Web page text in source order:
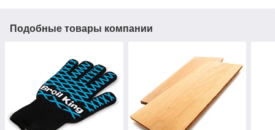
Подобные товары компании